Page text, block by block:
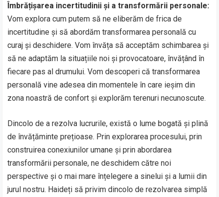
Îmbrățișarea incertitudinii și a transformării personale:
Vom explora cum putem să ne eliberăm de frica de
incertitudine și să abordăm transformarea personală cu
curaj și deschidere. Vom învăța să acceptăm schimbarea și
să ne adaptăm la situațiile noi și provocatoare, învățând în
fiecare pas al drumului. Vom descoperi că transformarea
personală vine adesea din momentele în care ieșim din
zona noastră de confort și explorăm terenuri necunoscute.
Dincolo de a rezolva lucrurile, există o lume bogată și plină
de învățăminte prețioase. Prin explorarea procesului, prin
construirea conexiunilor umane și prin abordarea
transformării personale, ne deschidem către noi
perspective și o mai mare înțelegere a sinelui și a lumii din
jurul nostru. Haideți să privim dincolo de rezolvarea simplă